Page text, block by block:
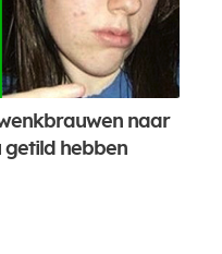
naar
getild hebben